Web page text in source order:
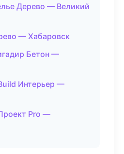
Дерево — Великий
— Хабаровск
Бетон —
Интерьер —
Pro —